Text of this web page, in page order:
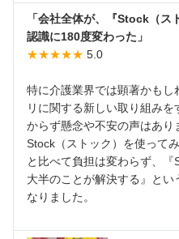
「会社全体が、『Stock（ス
認識に180度変わった」
★★★★★ 5.0
特に介護業界では顕著かも
リに関する新しい取り組み
からず懸念や不安の声はあり
Stock（ストック）を使って
と比べて負担は変わらず、
大半のことが解決する』と
なりました。